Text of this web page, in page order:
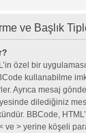
ve Başlık
özel bir
kullanabilme
Ayrıca mesaj
dilediğiniz
BBCode,
ve > yerine köşeli